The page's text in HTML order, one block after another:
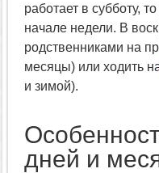
работает в субботу,
начале недели. В
родственниками на
месяцы) или ходить
и зимой).
дней и